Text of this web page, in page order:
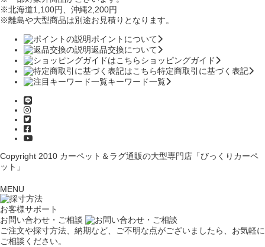
※北海道1,100円、沖縄2,200円
※離島や大型商品は別途お見積りとなります。
ポイントについて
返品交換について
ショッピングガイド
特定商取引に基づく表記
キーワード一覧
Copyright 2010 カーペット＆ラグ通販の大型専門店「びっくりカーペ
ット」
MENU
お客様サポート
お問い合わせ・ご相談
ご注文や採寸方法、納期など、ご不明な点がございましたら、お気軽に
ご相談ください。